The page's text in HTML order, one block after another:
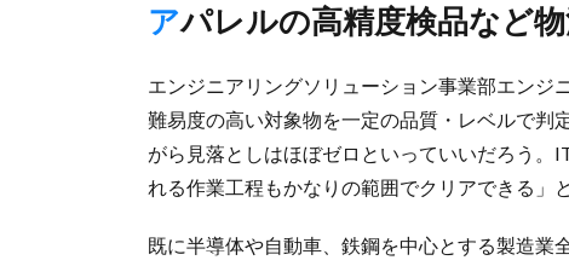
アパレルの高精度検品など
エンジニアリングソリューション事業部エンジ
難易度の高い対象物を一定の品質・レベルで判
がら見落としはほぼゼロといっていいだろう
れる作業工程もかなりの範囲でクリアできる」
既に半導体や自動車、鉄鋼を中心とする製造業